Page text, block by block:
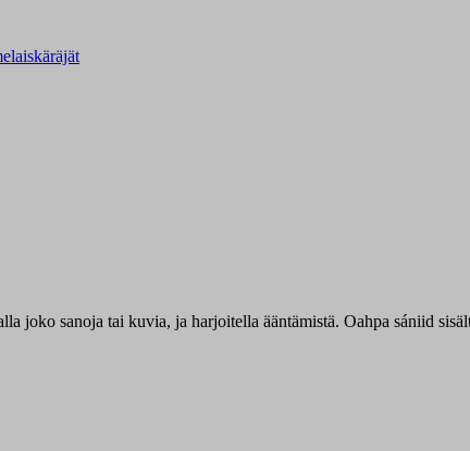
joko sanoja tai kuvia, ja harjoitella ääntämistä. Oahpa sániid